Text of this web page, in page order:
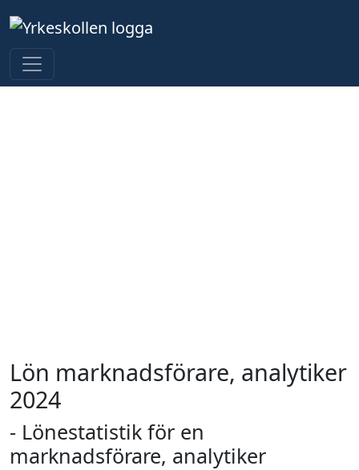
Lön marknadsförare, analytiker
2024
- Lönestatistik för en
marknadsförare, analytiker